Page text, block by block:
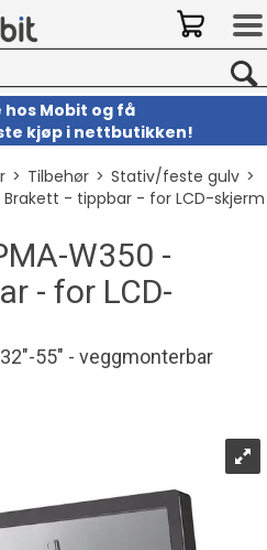
hos Mobit og få
kjøp i nettbutikken!
>Tilbehør>Stativ/feste gulv>
Brakett - tippbar - for LCD-skjerm
W350 -
- for LCD-
55" - veggmonterbar